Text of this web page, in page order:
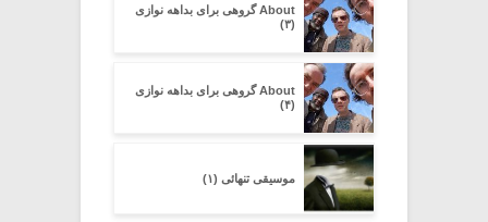
About گروهی برای بداهه نوازی
(۳)
About گروهی برای بداهه نوازی
(۴)
موسیقی تنهائی (۱)